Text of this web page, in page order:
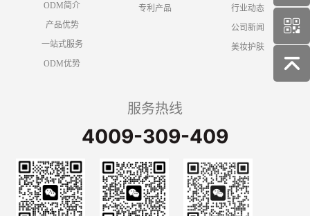
ODM简介
产品优势
一站式服务
ODM优势
专利产品
行业动态
公司新闻
美妆护肤
服务热线
4009-309-409